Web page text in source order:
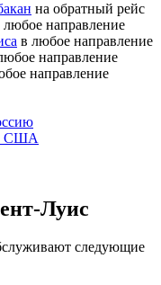
на обратный рейс
любое направление
в любое направление
направление
направление
в США
Луис
следующие